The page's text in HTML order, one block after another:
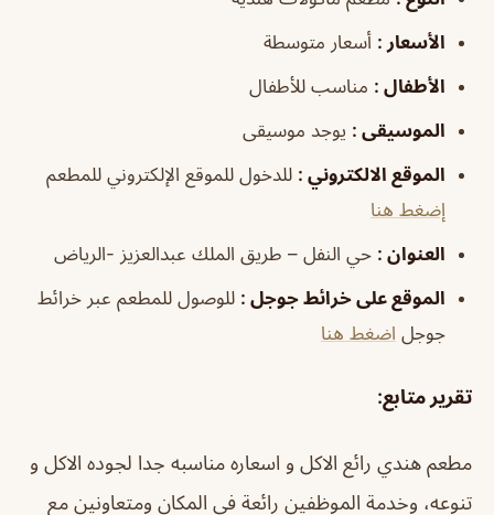
الأسعار : أسعار متوسطة
الأطفال : مناسب للأطفال
الموسيقى : يوجد موسيقى
الموقع الالكتروني : للدخول للموقع الإلكتروني للمطعم
إضغط هنا
العنوان : حي النفل – طريق الملك عبدالعزيز -الرياض
الموقع على خرائط جوجل : للوصول للمطعم عبر خرائط
جوجل اضغط هنا
تقرير متابع:
مطعم هندي رائع الاكل و اسعاره مناسبه جدا لجوده الاكل و
تنوعه، وخدمة الموظفين رائعة في المكان ومتعاونين مع